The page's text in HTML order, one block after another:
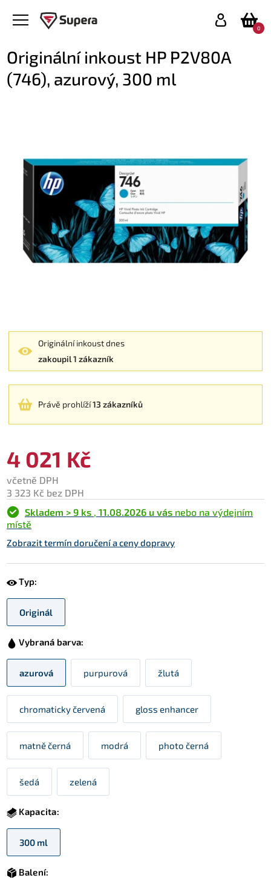
0
Originální inkoust HP P2V80A
(746), azurový, 300 ml
Originální inkoust dnes
zakoupil 1 zákazník
Právě prohlíží13 zákazníků
4 021 Kč
včetně DPH
3 323 Kč bez DPH
Skladem > 9 ks , 11.08.2026 u vás nebo na výdejním
místě
Zobrazit termín doručení a ceny dopravy
Typ:
Originál
Vybraná barva:
azurová purpurová žlutá
chromaticky červená gloss enhancer
matně černá modrá photo černá
šedá zelená
Kapacita:
300 ml
Balení: